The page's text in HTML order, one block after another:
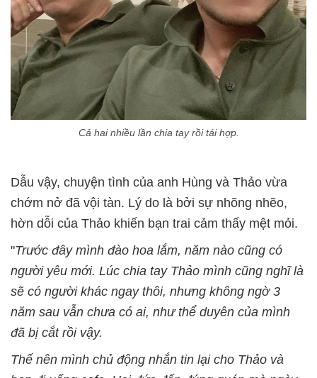
Cả hai nhiều lần chia tay rồi tái hợp.
Dẫu vậy, chuyện tình của anh Hùng và Thảo vừa
chớm nở đã vội tàn. Lý do là bởi sự nhõng nhẽo,
hờn dỗi của Thảo khiến bạn trai cảm thấy mệt mỏi.
"Trước đây mình đào hoa lắm, năm nào cũng có
người yêu mới. Lúc chia tay Thảo mình cũng nghĩ là
sẽ có người khác ngay thôi, nhưng không ngờ 3
năm sau vẫn chưa có ai, như thể duyên của mình
đã bị cắt rồi vậy.
Thế nên mình chủ động nhắn tin lại cho Thảo và